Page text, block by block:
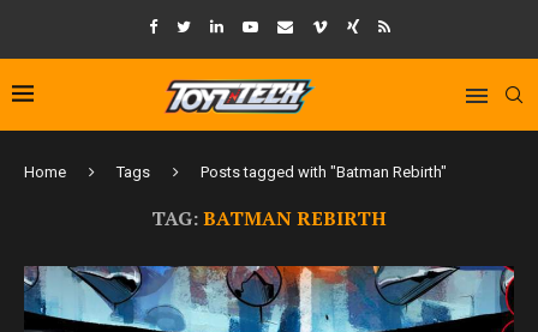
Home Tags Posts tagged with "Batman Rebirth"
TAG:BATMAN REBIRTH